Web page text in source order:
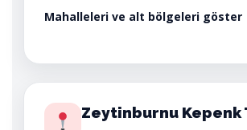
Mahalleleri ve alt bölgeleri göster
Zeytinburnu Kepenk